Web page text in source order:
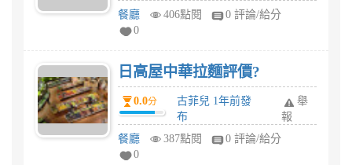
餐廳
406點閱
0 評論/給分
0
日高屋中華拉麵評價?
0.0分
古菲兒 1年前發
布
舉
報
餐廳
387點閱
0 評論/給分
0